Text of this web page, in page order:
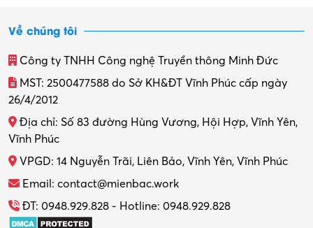
Về chúng tôi
Công ty TNHH Công nghệ Truyền thông Minh Đức
MST: 2500477588 do Sở KH&ĐT Vĩnh Phúc cấp ngày
26/4/2012
Địa chỉ: Số 83 đường Hùng Vương, Hội Hợp, Vĩnh Yên,
Vĩnh Phúc
VPGD: 14 Nguyễn Trãi, Liên Bảo, Vĩnh Yên, Vĩnh Phúc
Email: contact@mienbac.work
ĐT: 0948.929.828 - Hotline: 0948.929.828